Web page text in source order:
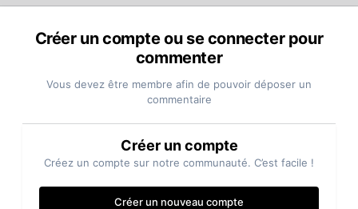
Créer un compte ou se connecter pour
commenter
Vous devez être membre afin de pouvoir déposer un
commentaire
Créer un compte
Créez un compte sur notre communauté. C’est facile !
Créer un nouveau compte